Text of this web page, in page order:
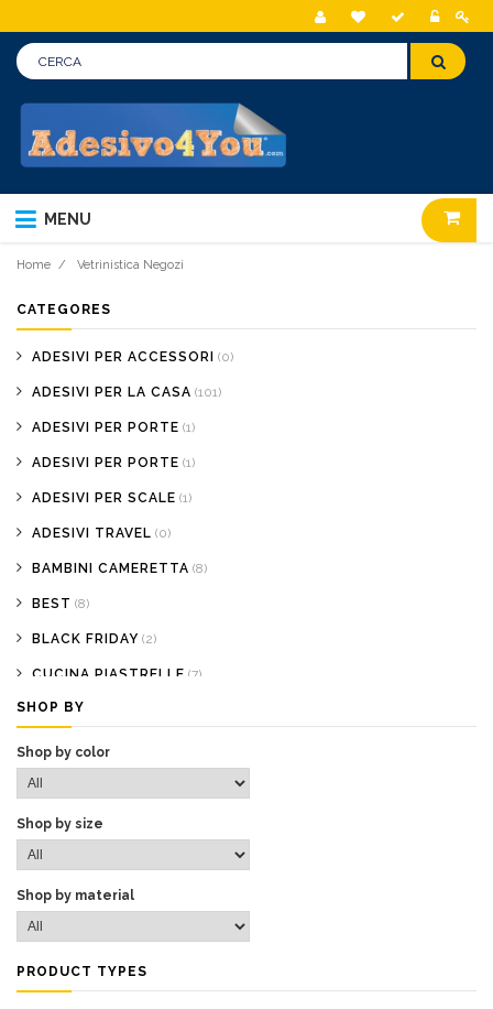
MENU
Home / Vetrinistica Negozi
CATEGORES
ADESIVI PER ACCESSORI (0)
ADESIVI PER LA CASA (101)
ADESIVI PER PORTE (1)
ADESIVI PER PORTE (1)
ADESIVI PER SCALE (1)
ADESIVI TRAVEL (0)
BAMBINI CAMERETTA (8)
BEST (8)
BLACK FRIDAY (2)
CUCINA PIASTRELLE (7)
DECORAZIONI PER
FONDALI PER VETRINE
HOME PAGE
I PIÙ VENDUTI
PRODOTTI COVID-19
PROMOZIONI
TAPPETI ADESIVI
VETROFANIE SALDI (8)
SHOP BY
Shop by color
Shop by size
Shop by material
PRODUCT TYPES